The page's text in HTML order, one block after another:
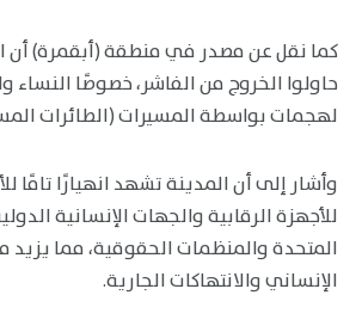
كما نقل عن مصدر في منطقة (أبقمرة) أن
حاولوا الخروج من الفاشر، خصوصًا النساء
لهجمات بواسطة المسيرات (الطائرات
وأشار إلى أن المدينة تشهد انهيارًا تامًا
للأجهزة الرقابية والجهات الإنسانية
المتحدة والمنظمات الحقوقية، مما
الإنساني والانتهاكات الجارية.